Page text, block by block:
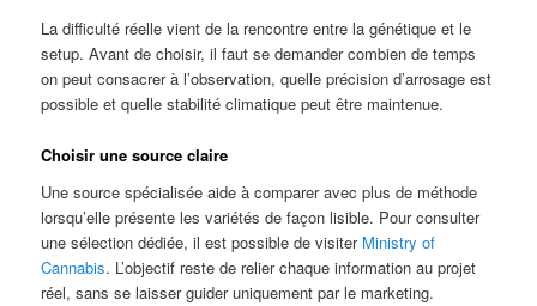
La difficulté réelle vient de la rencontre entre la génétique et le
setup. Avant de choisir, il faut se demander combien de temps
on peut consacrer à l’observation, quelle précision d’arrosage est
possible et quelle stabilité climatique peut être maintenue.
Choisir une source claire
Une source spécialisée aide à comparer avec plus de méthode
lorsqu’elle présente les variétés de façon lisible. Pour consulter
une sélection dédiée, il est possible de visiter Ministry of
Cannabis. L’objectif reste de relier chaque information au projet
réel, sans se laisser guider uniquement par le marketing.